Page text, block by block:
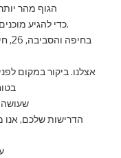
הגוף מהר
כדי להגיע מוכנים ורעננים יותר לתחרויות הבאות.
אצלנו. ביקור במקום
שעושה
הדרישות שלכם, אנו